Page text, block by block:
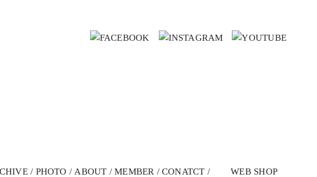
PHOTO ABOUT MEMBER CONATCT WEB SHOP